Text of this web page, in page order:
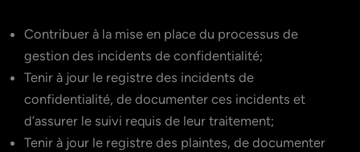
Contribuer à la mise en place du processus de
gestion des incidents de confidentialité;
Tenir à jour le registre des incidents de
confidentialité, de documenter ces incidents et
d’assurer le suivi requis de leur traitement;
Tenir à jour le registre des plaintes, de documenter